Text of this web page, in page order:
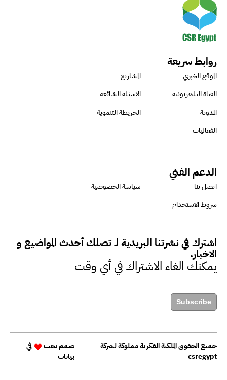
روابط سريعة
الموقع الخبري
المشاريع
القناة التليفزيونية
الاسئلة الشائعة
المدونة
الخريطة التنموية
الفعاليات
الدعم الفني
اتصل بنا
سياسة الخصوصية
شروط الاستخدام
اشترك في نشرتنا البريدية لـ تصلك أحدث المواضيع و
الاخبار.
يمكنك الغاء الاشتراك في أي وقت
Subscribe
جميع الحقوق الملكية الفكرية مملوكة لشركة
csregypt
صمم بحب
في
بيانات